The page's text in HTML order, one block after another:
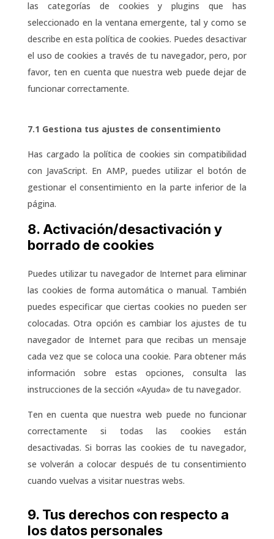
las categorías de cookies y plugins que has
seleccionado en la ventana emergente, tal y como se
describe en esta política de cookies. Puedes desactivar
el uso de cookies a través de tu navegador, pero, por
favor, ten en cuenta que nuestra web puede dejar de
funcionar correctamente.
7.1 Gestiona tus ajustes de consentimiento
Has cargado la política de cookies sin compatibilidad
con JavaScript. En AMP, puedes utilizar el botón de
gestionar el consentimiento en la parte inferior de la
página.
8. Activación/desactivación y
borrado de cookies
Puedes utilizar tu navegador de Internet para eliminar
las cookies de forma automática o manual. También
puedes especificar que ciertas cookies no pueden ser
colocadas. Otra opción es cambiar los ajustes de tu
navegador de Internet para que recibas un mensaje
cada vez que se coloca una cookie. Para obtener más
información sobre estas opciones, consulta las
instrucciones de la sección «Ayuda» de tu navegador.
Ten en cuenta que nuestra web puede no funcionar
correctamente si todas las cookies están
desactivadas. Si borras las cookies de tu navegador,
se volverán a colocar después de tu consentimiento
cuando vuelvas a visitar nuestras webs.
9. Tus derechos con respecto a
los datos personales